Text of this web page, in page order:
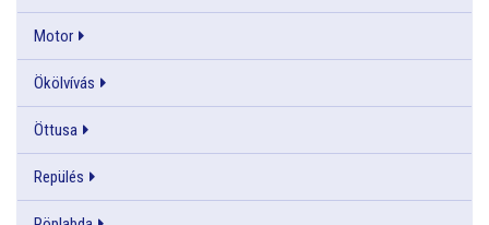
Motor
Ökölvívás
Öttusa
Repülés